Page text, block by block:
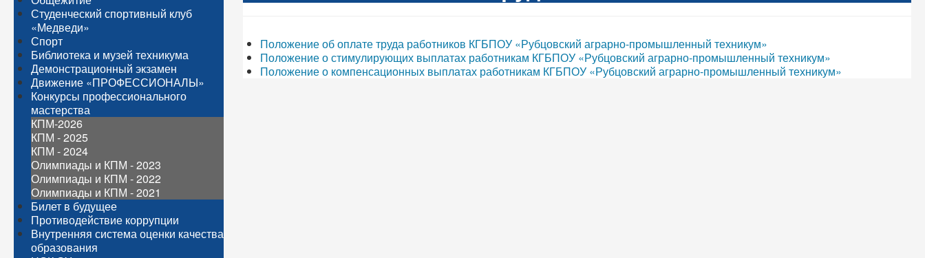
Студенческий спортивный клуб
«Медведи»
Спорт
Библиотека и музей техникума
Демонстрационный экзамен
Движение «ПРОФЕССИОНАЛЫ»
Конкурсы профессионального
мастерства
КПМ-2026
КПМ - 2025
КПМ - 2024
Олимпиады и КПМ - 2023
Олимпиады и КПМ - 2022
Олимпиады и КПМ - 2021
Билет в будущее
Противодействие коррупции
Внутренняя система оценки качества
образования
Положение об оплате труда работников КГБПОУ «Рубцовский аграрно-промышленный техникум»
Положение о стимулирующих выплатах работникам КГБПОУ «Рубцовский аграрно-промышленный техникум»
Положение о компенсационных выплатах работникам КГБПОУ «Рубцовский аграрно-промышленный техникум»